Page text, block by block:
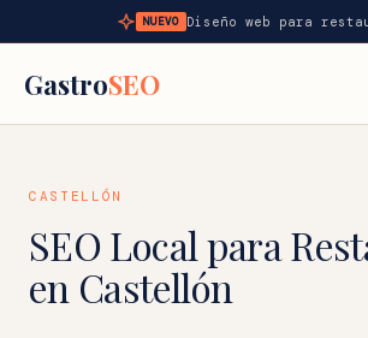
NUEVO Diseño web para
GastroSEO
CASTELLÓN
SEO Local para
en Castellón